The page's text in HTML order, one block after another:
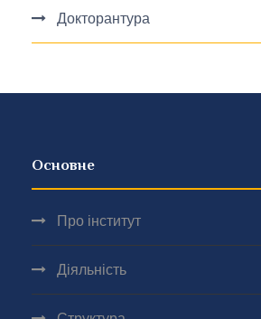
Докторантура
Основне
Про інститут
Діяльність